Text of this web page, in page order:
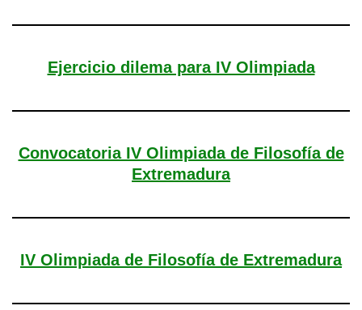
Ejercicio dilema para IV Olimpiada
Convocatoria IV Olimpiada de Filosofía de
Extremadura
IV Olimpiada de Filosofía de Extremadura